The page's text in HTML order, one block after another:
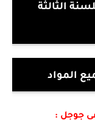
الثالثة
المواد
جوجل :